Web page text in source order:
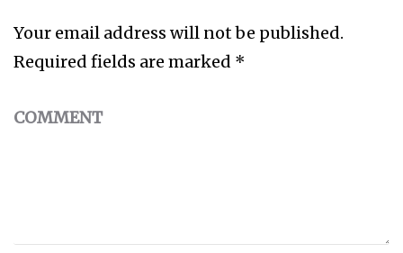
Your email address will not be published.
Required fields are marked *
COMMENT